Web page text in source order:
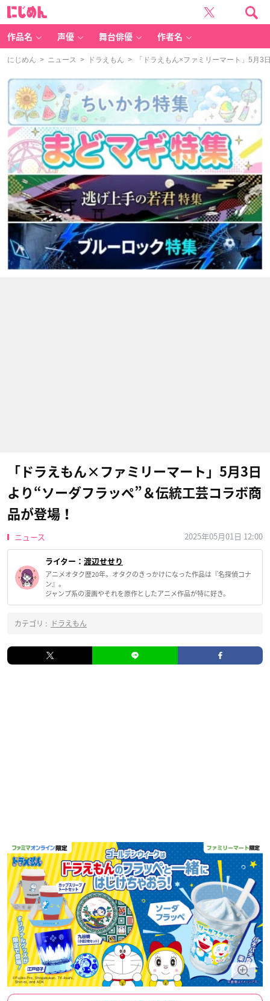
作品名 声優 舞台俳優 作者名
にじめん > ニュース > ドラえもん > 「ドラえもん×ファミリーマート」5月3
「ドラえもん×ファミリーマート」5月3日
より“ソーダフラッペ”＆伝統工芸コラボ商
品が登場！
ニュース 2025年05月01日 12:00
ライター： 渡辺せせり
アニメオタク歴20年。オタクのきっかけになった作品は『名探偵コナ
ン』。
ジャンプ系の漫画やそれを原作としたアニメ作品が特に好き。
カテゴリ : ドラえもん